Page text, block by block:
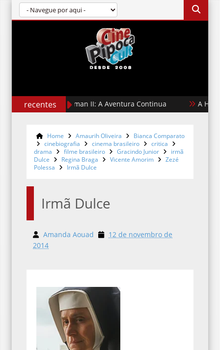
recentes
Superman II: A Aventura Continua A Hora do
Home Amaurih Oliveira
Bianca Comparato
cinebiografia
cinema brasileiro
critica
drama
filme brasileiro Gracindo Junior
irmã
Dulce
Regina Braga Vicente Amorim
Zezé
Polessa
Irmã Dulce
Irmã Dulce
Amanda Aouad
12 de novembro de
2014